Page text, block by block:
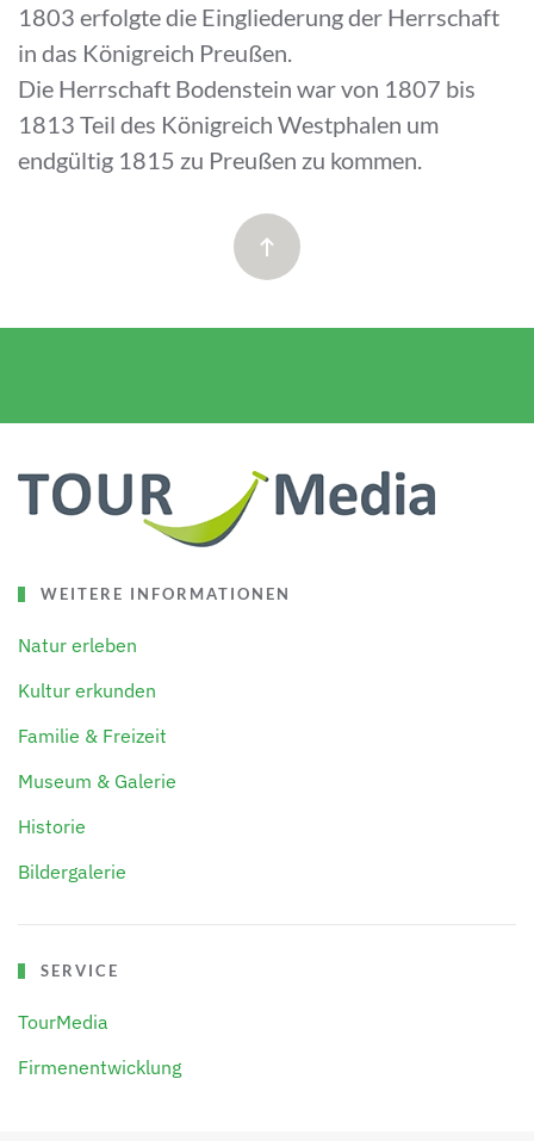
1803 erfolgte die Eingliederung der Herrschaft
in das Königreich Preußen.
Die Herrschaft Bodenstein war von 1807 bis
1813 Teil des Königreich Westphalen um
endgültig 1815 zu Preußen zu kommen.
WEITERE INFORMATIONEN
Natur erleben
Kultur erkunden
Familie & Freizeit
Museum & Galerie
Historie
Bildergalerie
SERVICE
TourMedia
Firmenentwicklung